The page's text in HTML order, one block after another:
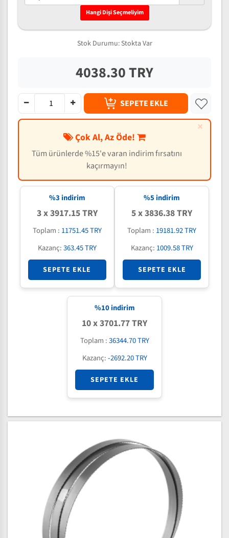
Hangi Dişi Seçmeliyim
Stok Durumu: Stokta Var
4038.30 TRY
SEPETE EKLE
×
Çok Al, Az Öde!
Tüm ürünlerde %15'e varan indirim fırsatını
kaçırmayın!
%3 indirim
3 x 3917.15 TRY
Toplam : 11751.45 TRY
Kazanç:363.45 TRY
SEPETE EKLE
%5 indirim
5 x 3836.38 TRY
Toplam : 19181.92 TRY
Kazanç: 1009.58 TRY
SEPETE EKLE
%10indirim
10 x 3701.77 TRY
Toplam :36344.70 TRY
Kazanç:-2692.20 TRY
SEPETE EKLE